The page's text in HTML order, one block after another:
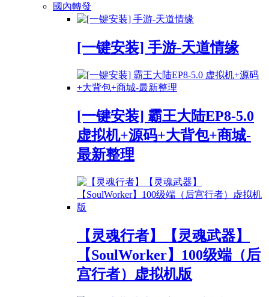
國內轉發
[一键安装] 手游-天道情缘
[一键安装] 霸王大陆EP8-5.0
虚拟机+源码+大背包+商城-
最新整理
【灵魂行者】【灵魂武器】
【SoulWorker】100级端（后
宫行者）虚拟机版